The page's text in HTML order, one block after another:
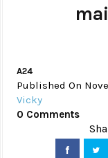
A24
Published On
Vicky
0 Comments